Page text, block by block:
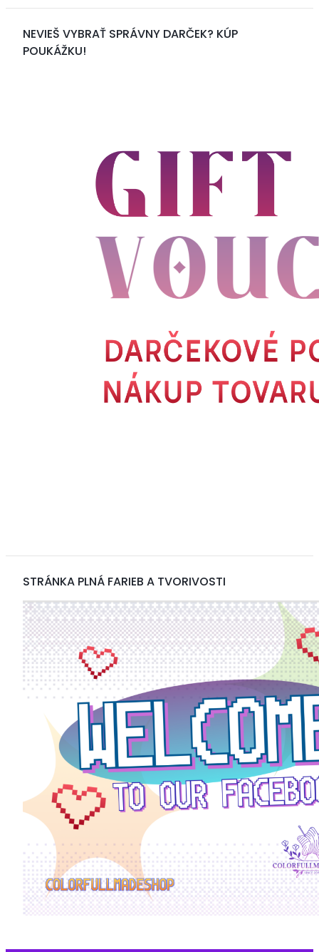
NEVIEŠ VYBRAŤ SPRÁVNY DARČEK? KÚP
POUKÁŽKU!
STRÁNKA PLNÁ FARIEB A TVORIVOSTI